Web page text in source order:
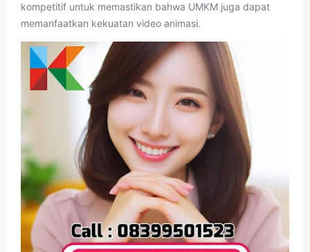
kompetitif untuk memastikan bahwa UMKM juga dapat
memanfaatkan kekuatan video animasi.